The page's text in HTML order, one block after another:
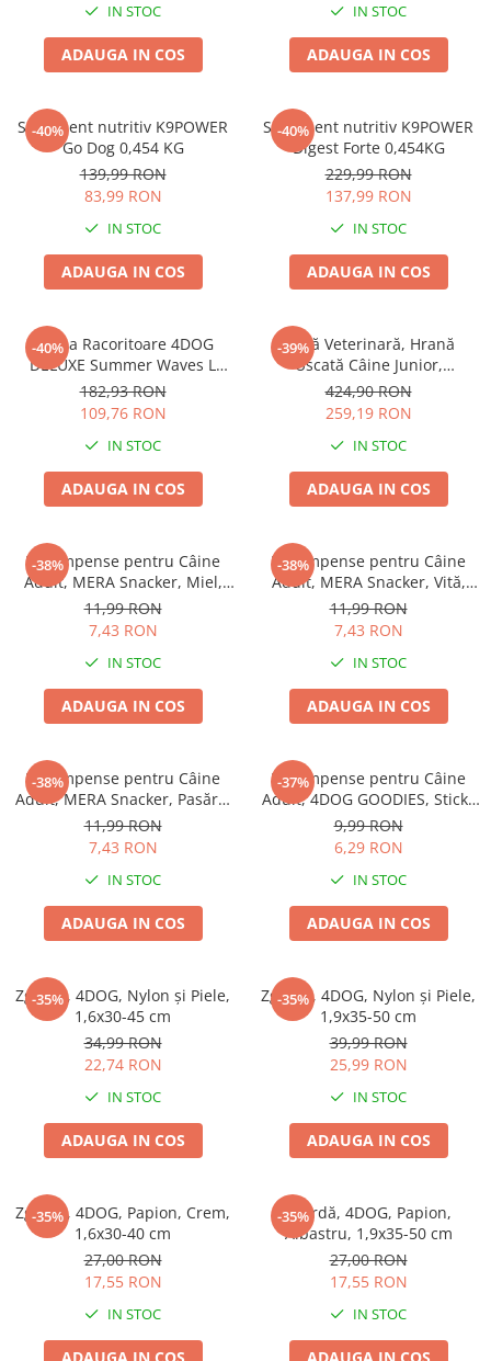
IN STOC
ADAUGA IN COS
IN STOC
ADAUGA IN COS
-40%
Supliment nutritiv K9POWER
Go Dog 0,454 KG
139,99 RON
83,99 RON
IN STOC
ADAUGA IN COS
-40%
Supliment nutritiv K9POWER
Digest Forte 0,454KG
229,99 RON
137,99 RON
IN STOC
ADAUGA IN COS
-40%
Saltea Racoritoare 4DOG
DELUXE Summer Waves L
77x46cm
182,93 RON
109,76 RON
IN STOC
ADAUGA IN COS
-39%
Dietă Veterinară, Hrană
Uscată Câine Junior,
EXCLUSION Intestinal, Toate
Rasele, Porc și Orez, 12kg
424,90 RON
259,19 RON
IN STOC
ADAUGA IN COS
-38%
Recompense pentru Câine
Adult, MERA Snacker, Miel,
200g
11,99 RON
7,43 RON
IN STOC
ADAUGA IN COS
-38%
Recompense pentru Câine
Adult, MERA Snacker, Vită,
200g
11,99 RON
7,43 RON
IN STOC
ADAUGA IN COS
-38%
Recompense pentru Câine
Adult, MERA Snacker, Pasăre,
200g
11,99 RON
7,43 RON
IN STOC
ADAUGA IN COS
-37%
Recompense pentru Câine
Adult, 4DOG GOODIES, Sticks
din Orez, Talie Mică, 12 cm, 6
bucăți/pungă
9,99 RON
6,29 RON
IN STOC
ADAUGA IN COS
-35%
Zgardă, 4DOG, Nylon și Piele,
1,6x30-45 cm
34,99 RON
22,74 RON
IN STOC
ADAUGA IN COS
-35%
Zgardă, 4DOG, Nylon și Piele,
1,9x35-50 cm
39,99 RON
25,99 RON
IN STOC
ADAUGA IN COS
-35%
Zgardă, 4DOG, Papion, Crem,
1,6x30-40 cm
27,00 RON
17,55 RON
IN STOC
-35%
Zgardă, 4DOG, Papion,
Albastru, 1,9x35-50 cm
27,00 RON
17,55 RON
IN STOC